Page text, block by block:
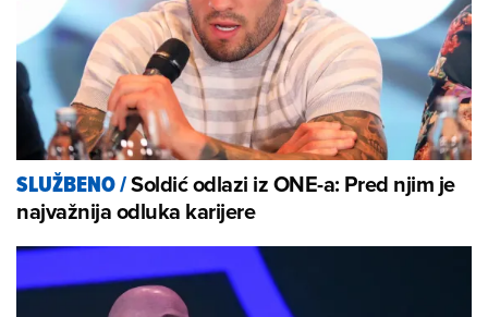
SLUŽBENO/Soldić odlazi iz ONE-a: Pred njim je
najvažnija odluka karijere